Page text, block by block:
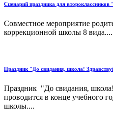
Сценарий праздника для
Совместное мероприятие
коррекционной школы 8 вида....
Праздник "До свидания, школа!
Праздник "До свидания,
проводится в конце учебного
школы....